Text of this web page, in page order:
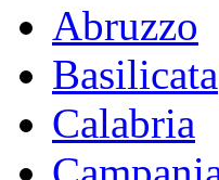
Abruzzo
Basilicata
Calabria